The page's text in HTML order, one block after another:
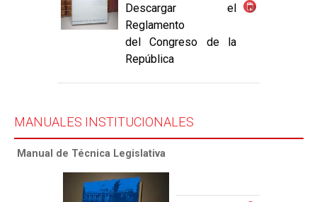
Descargar el
Reglamento
del Congreso de la
República
MANUALES INSTITUCIONALES
Manual de Técnica Legislativa